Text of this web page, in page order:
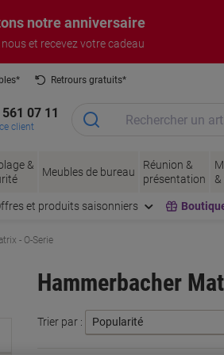
notre anniversaire
et recevez votre cadeau
Retrours gratuits*
07 11
client
&
Meubles de bureau
Réunion &
présentation
et produits saisonniers
- O-Serie
Hammerbacher
Trier par :